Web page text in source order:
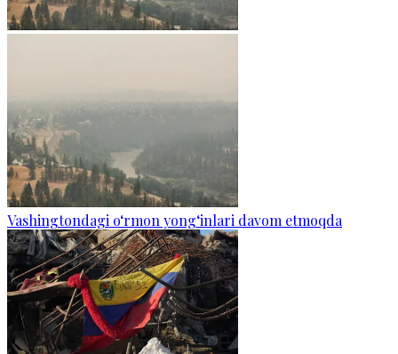
Vashingtondagi o‘rmon yong‘inlari davom etmoqda